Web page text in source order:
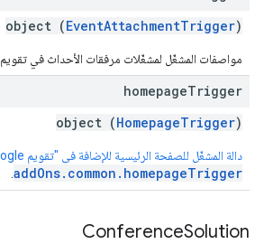
object (EventAttachmentTrigger)
مواصفات المشغّل لمشغّلات مرفقات الأحداث في تقويم Google
homepageTrigger
object (HomepageTrigger)
دالة المشغّل للصفحة الرئيسية للإضافة في "تقويم Google"
addOns.common.homepageTrigger
ConferenceSolution